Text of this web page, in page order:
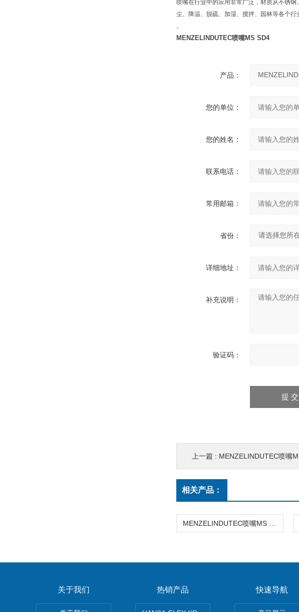
喷嘴在行业中的应用非常广泛，材质从不锈
尘、降温、脱硫、加湿、搅拌、园林等各个行
。
MENZELINDUTEC喷嘴MS SD4
产品：
您的单位：
您的姓名：
联系电话：
常用邮箱：
省份：
详细地址：
补充说明：
验证码：
上一篇 : MENZELINDUTEC喷嘴
相关产品：
关于我们 热销产品 快速导航